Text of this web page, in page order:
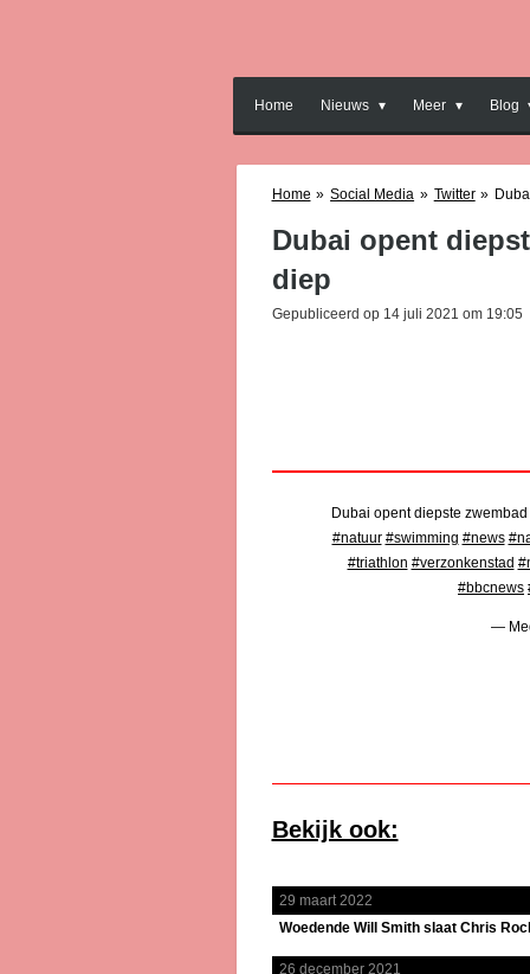
Home Nieuws Meer Blog
Home » Social Media » Twitter »
Dubai opent
diep
Gepubliceerd op 14 juli 2021 om 19:05
Dubai opent diepste
#natuur #swimming #news
#triathlon #verzonkenstad
#bbcnews
—
Bekijk ook:
29 maart 2022
Woedende Will Smith slaat Chris
26 december 2021